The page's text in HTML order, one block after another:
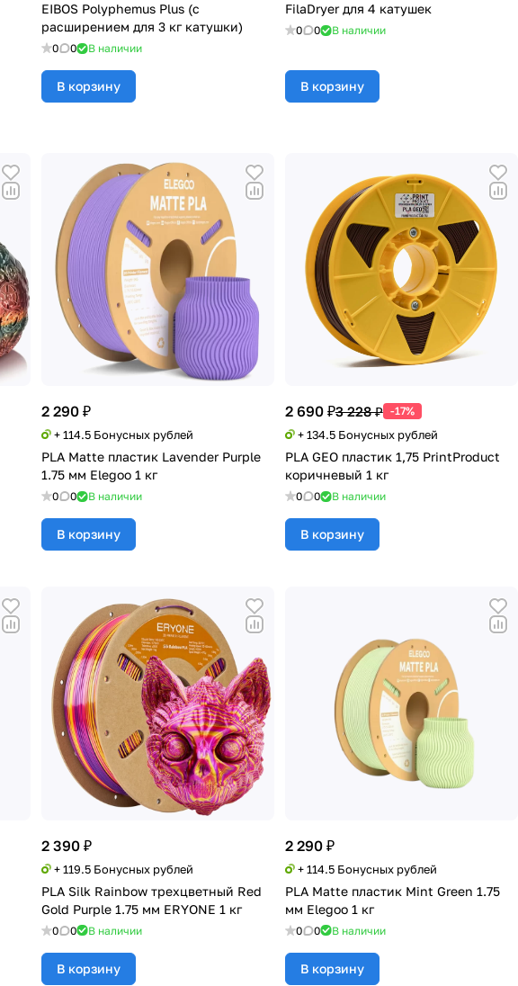
EIBOS Polyphemus Plus (с
расширением для 3 кг катушки)
0 0 В наличии
В корзину
FilaDryer для 4 катушек
0 0 В наличии
В корзину
2 290 ₽
+ 114.5 Бонусных рублей
PLA Matte пластик Lavender Purple
1.75 мм Elegoo 1 кг
0 0 В наличии
В корзину
2 690 ₽3 228 ₽ -17%
+ 134.5 Бонусных рублей
PLA GEO пластик 1,75 PrintProduct
коричневый 1 кг
0 0 В наличии
В корзину
2 390 ₽
+ 119.5 Бонусных рублей
PLA Silk Rainbow трехцветный Red
Gold Purple 1.75 мм ERYONE 1 кг
0 0 В наличии
В корзину
2 290 ₽
+ 114.5 Бонусных рублей
PLA Matte пластик Mint Green 1.75
мм Elegoo 1 кг
0 0 В наличии
В корзину